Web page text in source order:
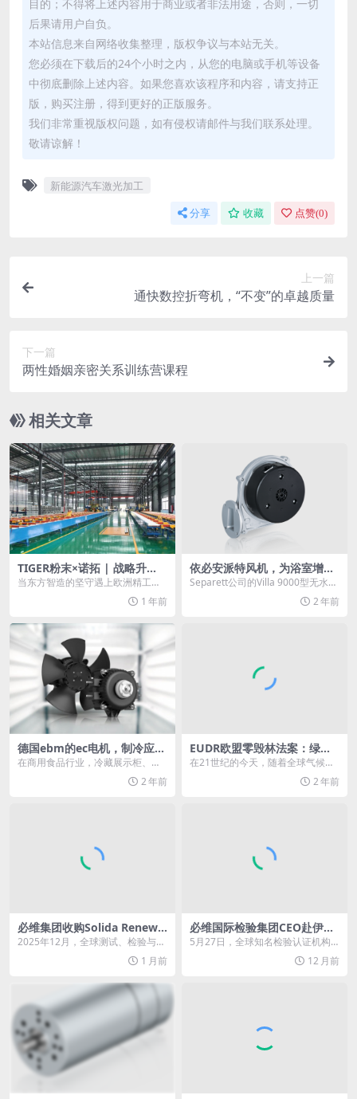
目的；不得将上述内容用于商业或者非法用途，否则，一切
后果请用户自负。
本站信息来自网络收集整理，版权争议与本站无关。
您必须在下载后的24个小时之内，从您的电脑或手机等设备
中彻底删除上述内容。如果您喜欢该程序和内容，请支持正
版，购买注册，得到更好的正版服务。
我们非常重视版权问题，如有侵权请邮件与我们联系处理。
敬请谅解！
新能源汽车激光加工
分享 收藏 点赞(0)
上一篇
通快数控折弯机，“不变”的卓越质量
下一篇
两性婚姻亲密关系训练营课程
相关文章
TIGER粉末×诺拓 | 战略升
级，双核驱动，赋能高端家居
当东方智造的坚守遇上欧洲精工的
极致，当“用初心守护品质”的诺拓铝
1 年前
依必安派特风机，为浴室增加
了舒适感
Separett公司的Villa 9000型无水马
桶不仅为瑞典家庭提供了卫生间
2 年前
德国ebm的ec电机，制冷应用
的下一个明智之选
在商用食品行业，冷藏展示柜、风
幕保鲜柜和饮料柜中的电机需要长
2 年前
EUDR欧盟零毁林法案：绿色
供应链下的企业生存战
在21世纪的今天，随着全球气候变
化的日益严峻，环境保护已成为全
2 年前
必维集团收购Solida Renewa
bles深化绿色能源全域布局
2025年12月，全球测试、检验与认
证（TIC）行业龙头必维集团，正式
1 月前
必维国际检验集团CEO赴伊利
座谈交流，共探乳业零碳未来
5月27日，全球知名检验认证机构
——必维国际检验集团首席执行官
12 月前